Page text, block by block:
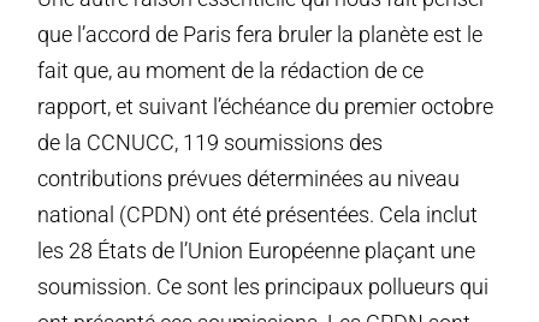
que l’accord de Paris fera bruler la planète est le
fait que, au moment de la rédaction de ce
rapport, et suivant l’échéance du premier octobre
de la CCNUCC, 119 soumissions des
contributions prévues déterminées au niveau
national (CPDN) ont été présentées. Cela inclut
les 28 États de l’Union Européenne plaçant une
soumission. Ce sont les principaux pollueurs qui